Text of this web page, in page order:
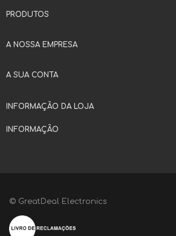
PRODUTOS
A NOSSA EMPRESA
A SUA CONTA
INFORMAÇÃO DA LOJA
INFORMAÇÃO
© GreatDeal Electronics